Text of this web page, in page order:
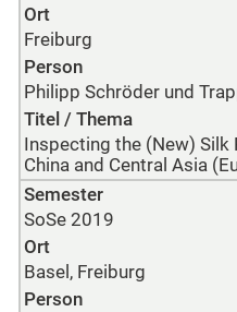
Ort
Freiburg
Person
Philipp Schröder und
Titel / Thema
Inspecting the (New)
China and Central Asia
Semester
SoSe 2019
Ort
Basel, Freiburg
Person